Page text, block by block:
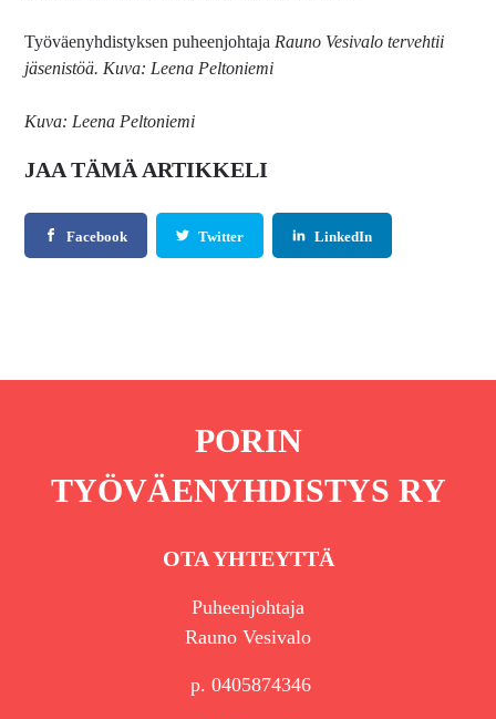
Työväenyhdistyksen puheenjohtaja Rauno Vesivalo tervehtii
jäsenistöä. Kuva: Leena Peltoniemi
Kuva: Leena Peltoniemi
JAA TÄMÄ ARTIKKELI
Facebook Twitter LinkedIn
PORIN
TYÖVÄENYHDISTYS RY
OTA YHTEYTTÄ
Puheenjohtaja
Rauno Vesivalo
p. 0405874346